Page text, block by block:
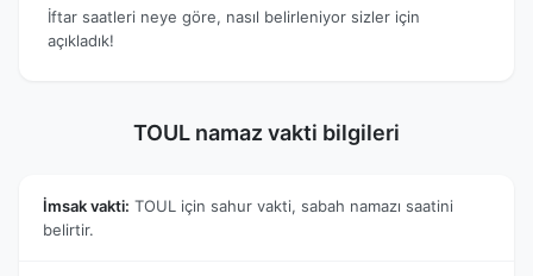
İftar saatleri neye göre, nasıl belirleniyor sizler için
açıkladık!
TOUL namaz vakti bilgileri
İmsak vakti: TOUL için sahur vakti, sabah namazı saatini
belirtir.